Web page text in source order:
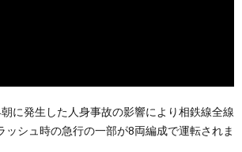
に発生した人身事故の影響により相鉄線全線
ッシュ時の急行の一部が8両編成で運転されま